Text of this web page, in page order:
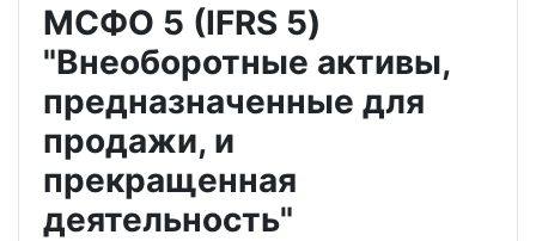
МСФО 5 (IFRS 5)
"Внеоборотные активы,
предназначенные для
продажи, и
прекращенная
деятельность"